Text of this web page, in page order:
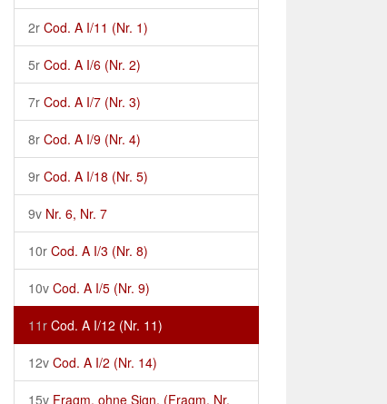
2r Cod. A I/11 (Nr. 1)
5r Cod. A I/6 (Nr. 2)
7r Cod. A I/7 (Nr. 3)
8r Cod. A I/9 (Nr. 4)
9r Cod. A I/18 (Nr. 5)
9v Nr. 6, Nr. 7
10r Cod. A I/3 (Nr. 8)
10v Cod. A I/5 (Nr. 9)
11r Cod. A I/12 (Nr. 11)
12v Cod. A I/2 (Nr. 14)
15v Fragm. ohne Sign. (Fragm. Nr.